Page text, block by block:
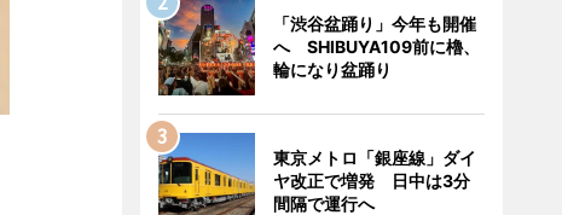
「渋谷盆踊り」今年も開催
へ SHIBUYA109前に櫓、
輪になり盆踊り
東京メトロ「銀座線」ダイ
ヤ改正で増発 日中は3分
間隔で運行へ